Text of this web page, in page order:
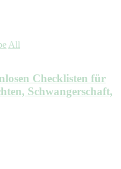
All
Checklisten für
Schwangerschaft,